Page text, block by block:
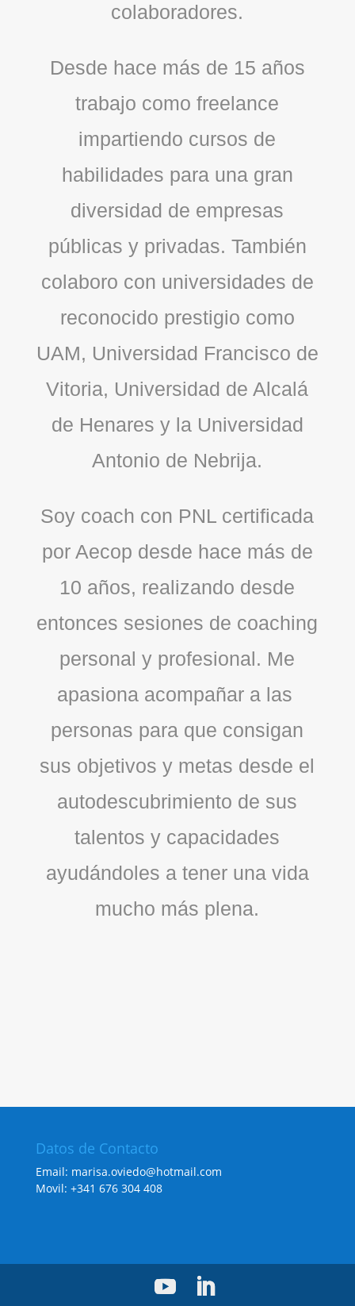
colaboradores.
Desde hace más de 15 años
trabajo como freelance
impartiendo cursos de
habilidades para una gran
diversidad de empresas
públicas y privadas. También
colaboro con universidades de
reconocido prestigio como
UAM, Universidad Francisco de
Vitoria, Universidad de Alcalá
de Henares y la Universidad
Antonio de Nebrija.
Soy coach con PNL certificada
por Aecop desde hace más de
10 años, realizando desde
entonces sesiones de coaching
personal y profesional. Me
apasiona acompañar a las
personas para que consigan
sus objetivos y metas desde el
autodescubrimiento de sus
talentos y capacidades
ayudándoles a tener una vida
mucho más plena.
Datos de Contacto
Email: marisa.oviedo@hotmail.com
Movil: +341 676 304 408